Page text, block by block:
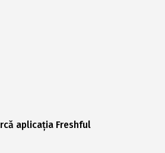
aplicația Freshful